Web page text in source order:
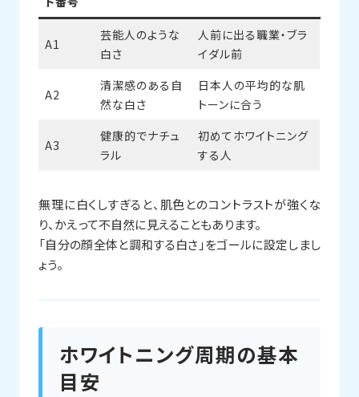
A1
芸能人のような
白さ
人前に出る職業・ブラ
イダル前
A2
清潔感のある自
然な白さ
日本人の平均的な肌
トーンに合う
A3
健康的でナチュ
ラル
初めてホワイトニング
する人
無理に白くしすぎると、肌色とのコントラストが強くな
り、かえって不自然に見えることもあります。
「自分の顔全体と調和する白さ」をゴールに設定しまし
ょう。
ホワイトニング周期の基本
目安